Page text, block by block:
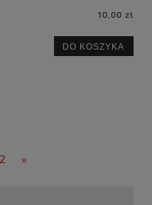
10,00 zł
DO KOSZYKA
2 »